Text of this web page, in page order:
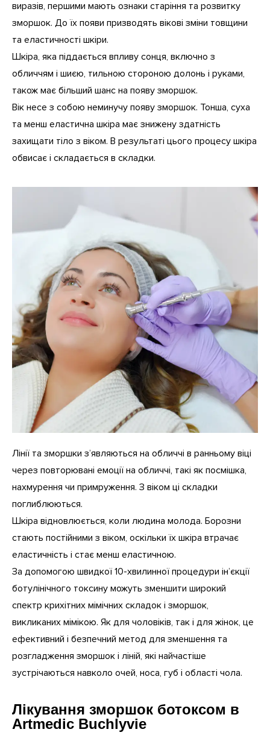
виразів, першими мають ознаки старіння та розвитку
зморшок. До їх появи призводять вікові зміни товщини
та еластичності шкіри.
Шкіра, яка піддається впливу сонця, включно з
обличчям і шиєю, тильною стороною долонь і руками,
також має більший шанс на появу зморшок.
Вік несе з собою неминучу появу зморшок. Тонша, суха
та менш еластична шкіра має знижену здатність
захищати тіло з віком. В результаті цього процесу шкіра
обвисає і складається в складки.
Лінії та зморшки з’являються на обличчі в ранньому віці
через повторювані емоції на обличчі, такі як посмішка,
нахмурення чи примруження. З віком ці складки
поглиблюються.
Шкіра відновлюється, коли людина молода. Борозни
стають постійними з віком, оскільки їх шкіра втрачає
еластичність і стає менш еластичною.
За допомогою швидкої 10-хвилинної процедури ін’єкції
ботулінічного токсину можуть зменшити широкий
спектр крихітних мімічних складок і зморшок,
викликаних мімікою. Як для чоловіків, так і для жінок, це
ефективний і безпечний метод для зменшення та
розгладження зморшок і ліній, які найчастіше
зустрічаються навколо очей, носа, губ і області чола.
Лікування зморшок ботоксом в
Artmedic Buchlyvie